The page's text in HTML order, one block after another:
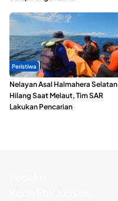
Peristiwa
Nelayan Asal Halmahera Selatan
Hilang Saat Melaut, Tim SAR
Lakukan Pencarian